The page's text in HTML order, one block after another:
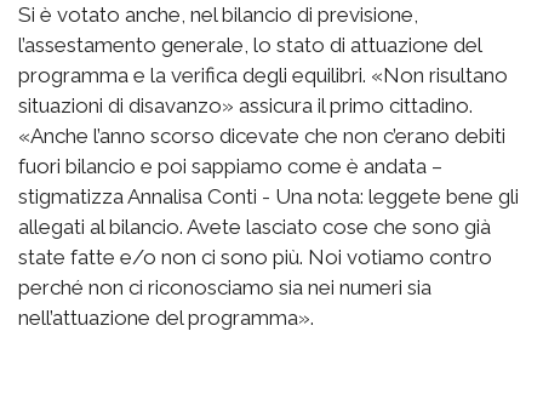
Si è votato anche, nel bilancio di previsione,
l’assestamento generale, lo stato di attuazione del
programma e la verifica degli equilibri. «Non risultano
situazioni di disavanzo» assicura il primo cittadino.
«Anche l’anno scorso dicevate che non c’erano debiti
fuori bilancio e poi sappiamo come è andata –
stigmatizza Annalisa Conti - Una nota: leggete bene gli
allegati al bilancio. Avete lasciato cose che sono già
state fatte e/o non ci sono più. Noi votiamo contro
perché non ci riconosciamo sia nei numeri sia
nell’attuazione del programma».